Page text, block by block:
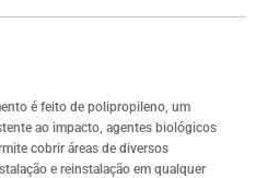
é feito de polipropileno, um
ao impacto, agentes biológicos
cobrir áreas de diversos
e reinstalação em qualquer